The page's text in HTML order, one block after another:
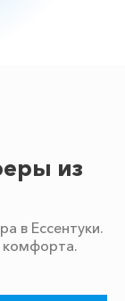
из
в Ессентуки.
комфорта.